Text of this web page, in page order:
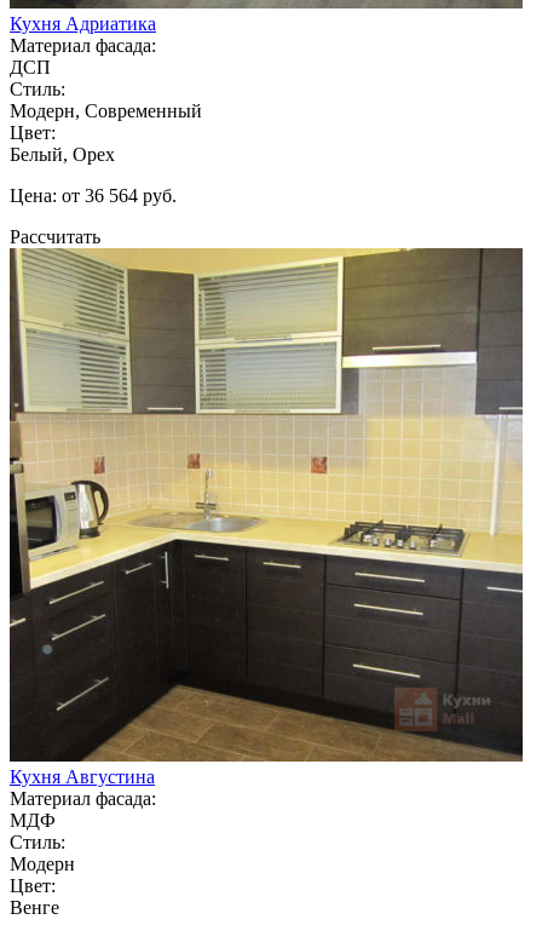
Кухня Адриатика
Материал фасада:
ДСП
Стиль:
Модерн, Современный
Цвет:
Белый, Орех
Цена: от 36 564 руб.
Рассчитать
Кухня Августина
Материал фасада:
МДФ
Стиль:
Модерн
Цвет:
Венге